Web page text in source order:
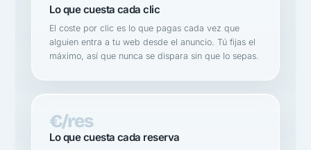
Lo que cuesta cada clic
El coste por clic es lo que pagas cada vez que
alguien entra a tu web desde el anuncio. Tú fijas el
máximo, así que nunca se dispara sin que lo sepas.
€/res
Lo que cuesta cada reserva